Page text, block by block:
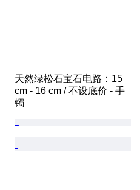
天然绿松石宝石电路：15
cm - 16 cm / 不设底价 - 手
镯